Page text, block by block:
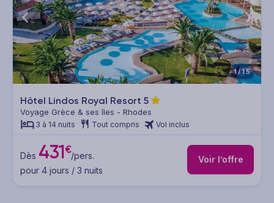
1/15
Hôtel Lindos Royal Resort 5
Voyage Grèce & ses îles - Rhodes
3 à 14 nuits Tout compris Vol inclus
Dès 431€/pers.
pour 4 jours / 3 nuits
Voir l’offre